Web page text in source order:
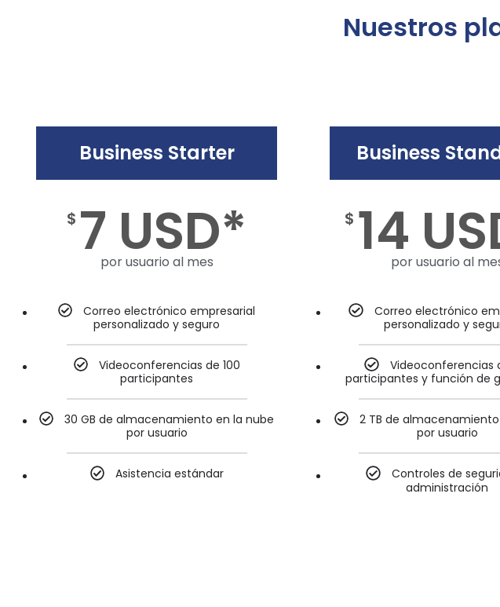
Nuestros
Business Starter
$ 7 USD*
por usuario al mes
Correo electrónico empresarial
personalizado y seguro
Videoconferencias de 100
participantes
30 GB de almacenamiento en la nube
por usuario
Asistencia estándar
Business
$ 14por usuario al
Correo electrónico
personalizado y
Videoconferencias
participantes y función de
2 TB de
por usuario
Controles de
administración